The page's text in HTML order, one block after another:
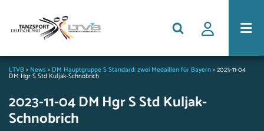
LTVB> News> DM Hauptgruppe S Standard: zwei Medaillen für Bayern>2023-11-04
DM Hgr S Std Kuljak-Schnobrich
2023-11-04 DM Hgr S Std Kuljak-
Schnobrich